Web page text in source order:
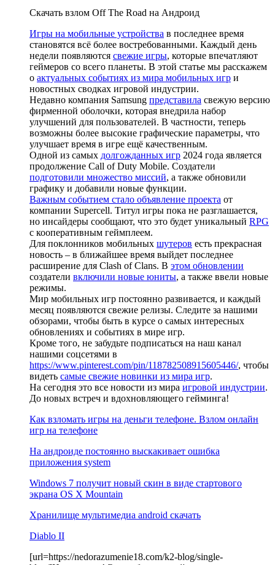
Скачать взлом Off The Road на Андроид
Игры на мобильные устройства в последнее время
становятся всё более востребованными. Каждый день
недели появляются свежие игры, которые впечатляют
геймеров со всего планеты. В этой статье мы расскажем
о актуальных событиях из мира мобильных игр и
новостных сводках игровой индустрии.
Недавно компания Samsung представила свежую версию
фирменной оболочки, которая внедрила набор
улучшений для пользователей. В частности, теперь
возможны более высокие графические параметры, что
улучшает время в игре ещё качественным.
Одной из самых долгожданных игр 2024 года является
продолжение Call of Duty Mobile. Создатели
подготовили множество миссий, а также обновили
графику и добавили новые функции.
Важным событием стало объявление проекта от
компании Supercell. Титул игры пока не разглашается,
но инсайдеры сообщают, что это будет уникальный RPG
с кооперативным геймплеем.
Для поклонников мобильных шутеров есть прекрасная
новость – в ближайшее время выйдет последнее
расширение для Clash of Clans. В этом обновлении
создатели включили новые юниты, а также ввели новые
режимы.
Мир мобильных игр постоянно развивается, и каждый
месяц появляются свежие релизы. Следите за нашими
обзорами, чтобы быть в курсе о самых интересных
обновлениях и событиях в мире игр.
Кроме того, не забудьте подписаться на наш канал
нашими соцсетями в
https://www.pinterest.com/pin/118782508915605446/, чтобы
видеть самые свежие новинки из мира игр.
На сегодня это все новости из мира игровой индустрии.
До новых встреч и вдохновляющего гейминга!
Как взломать игры на деньги телефоне. Взлом онлайн
игр на телефоне
На андроиде постоянно выскакивает ошибка
приложения system
Windows 7 получит новый скин в виде стартового
экрана OS X Mountain
Хранилище мультимедиа android скачать
Diablo II
[url=https://nedorazumenie18.com/k2-blog/single-